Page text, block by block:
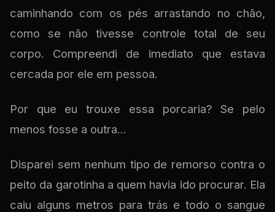
caminhando com os pés arrastando no chão,
como se não tivesse controle total de seu
corpo. Compreendi de imediato que estava
cercada por ele em pessoa.
Por que eu trouxe essa porcaria? Se pelo
menos fosse a outra...
Disparei sem nenhum tipo de remorso contra o
peito da garotinha a quem havia ido procurar. Ela
caiu alguns metros para trás e todo o sangue